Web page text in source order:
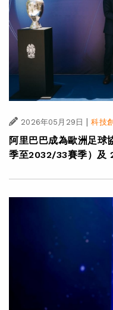
2026年05月29日 | 科技
阿里巴巴成為歐洲足
季至2032/33賽季）及